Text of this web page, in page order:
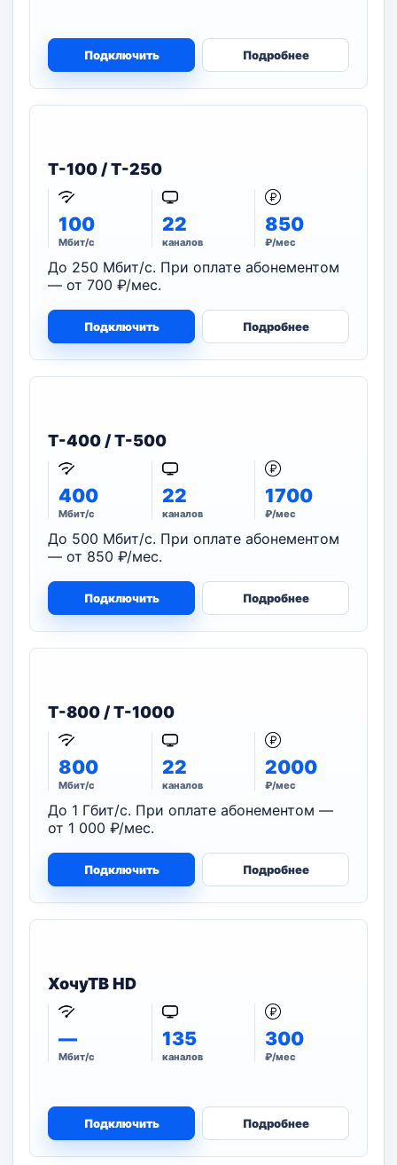
Подключить Подробнее
T-100 / T-250
100
Мбит/с
22
каналов
850
₽/мес
До 250 Мбит/с. При оплате абонементом
— от 700 ₽/мес.
Подключить Подробнее
T-400 / T-500
400
Мбит/с
22
каналов
1700
₽/мес
До 500 Мбит/с. При оплате абонементом
— от 850 ₽/мес.
Подключить Подробнее
T-800 / T-1000
800
Мбит/с
22
каналов
2000
₽/мес
До 1 Гбит/с. При оплате абонементом —
от 1 000 ₽/мес.
Подключить Подробнее
ХочуТВ HD
—
Мбит/с
135
каналов
300
₽/мес
Подключить Подробнее